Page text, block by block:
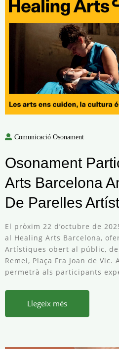
Comunicació Osonament
Osonament
Arts Barcelona
De Parelles
El pròxim 22 d’octubre de
al Healing Arts Barcelona,
Artístiques obert al públic, de
Remei, Plaça Fra Joan de
permetrà als participants
Llegeix més